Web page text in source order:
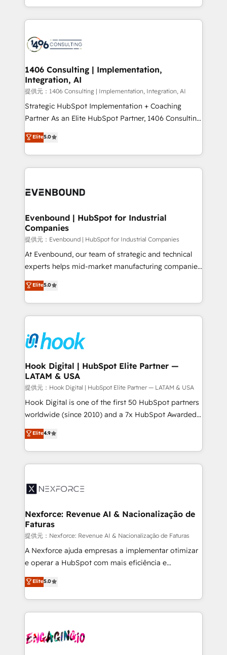
people, processes and data. We offer the best
digital solutions on the market, ranging from CRM
marketing automation to online and offline sales
allowing companies to optimize processes and meet
the needs of the customer. We are part of Impresoft
Group, a group of specialized and complementary
companies that divide their offer into 4
Competence Centers: Smart Manufacturing,
The synergies generated by these integrations,
together with the combination of talents, skills,
to accompany companies on their digital
1406 Consulting | Implementation,
Integration, AI
提供元：1406 Consulting | Implementation, Integration, AI
Strategic HubSpot Implementation + Coaching
Partner As an Elite HubSpot Partner, 1406 Consulting
helps mid-market revenue teams transform how
they sell, market, and serve. We don't just build your
HubSpot—we teach your team to own it, then stay
to help you keep winning. What We Do ⚙️ CRM
Data & Content 📈 Sales & Marketing Alignment +
Agent Creation 🔄 Custom Integrations & Data
Migration Why 1406 We become part of your team.
Your team learns while we build. We fix what others
broke. Built for mid-market reality—practical
solutions that work with your actual headcount and
HubSpot partners 🔄 Top 5% globally in client
retention 📅 8+ years of consistent results since 2017
move beyond spreadsheets into unified systems
that drive real business results.
Elite5.0
Evenbound | HubSpot for Industrial
Companies
提供元：Evenbound | HubSpot for Industrial Companies
At Evenbound, our team of strategic and technical
experts helps mid-market manufacturing companies
achieve real growth. We specialize in delivering
tailored solutions that drive results by leveraging
HubSpot’s platform and data to fuel success.
Technical Solutions: - HubSpot Technical Consulting -
Onboarding - Data Migration & Integrations -
Technical Audit & Optimization Strategic Solutions: -
Revenue Operations - Inbound Marketing -
Outbound Marketing - HubSpot CMS Website
Design & Development We empower our clients to
reach their full potential by providing transparent,
relationship-driven support. With over 300 HubSpot
technical know-how and strategic guidance you
need to succeed.
Elite5.0
Hook Digital | HubSpot Elite Partner —
LATAM & USA
提供元：Hook Digital | HubSpot Elite Partner — LATAM & USA
Hook Digital is one of the first 50 HubSpot partners
worldwide (since 2010) and a 7x HubSpot Awarded
Elite Partner. With 500+ projects across the U.S.,
Brazil, and LATAM, we combine global expertise with
regional experience. Today, we are Brazil’s largest
HubSpot Elite Partner—trusted by companies across
Implementation & Migration Onboarding across all
Station, Freshdesk, Intercom, and more. Custom
objects, automations, and integrations built for
growth. 🚀 AI-Driven GTM Orchestration Unify
HubSpot with LinkedIn, WhatsApp, email, paid
media, and AI voice to drive pipeline. 🤖 AI Custom
prospecting, follow-ups, service triage, and
knowledge retrieval—built in HubSpot. ⚡ Fast-Track
advanced optimization & adoption 📍 São Paulo, BR
• Des Moines, IA • New York, NY
Elite4.9
Nexforce: Revenue AI & Nacionalização de
Faturas
提供元：Nexforce: Revenue AI & Nacionalização de Faturas
A Nexforce ajuda empresas a implementar otimizar
e operar a HubSpot com mais eficiência e
previsibilidade de receita. Combinamos Revenue
Operations (RevOps) e Inteligência Artificial para
estruturar processos integrar sistemas organizar
dados e automatizar operações. O objetivo é
operacional de receita conectando equipes
Elite5.0